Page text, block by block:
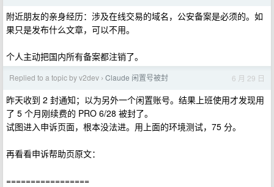
附近朋友的亲身经历：涉及在线交易的域名，公安备案是必须的。如
果只是发布什么文章，可以不用。
个人主动把国内所有备案都注销了。
Replied to a topic by v2dev › Claude 闲置号被封 6 月 29 日
昨天收到 2 封通知；以为另外一个闲置账号。结果上班使用才发现用
了 5 个月刚续费的 PRO 6/28 被封了。
试图进入申诉页面，根本没法进。用上面的环境测试，75 分。
再看看申诉帮助页原文：
=================